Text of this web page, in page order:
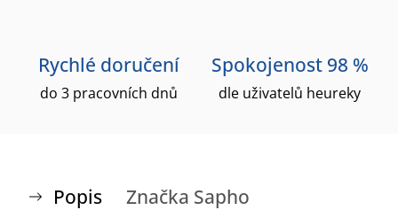
Rychlé doručení
do 3 pracovních dnů
Spokojenost 98 %
dle uživatelů heureky
Popis Značka Sapho